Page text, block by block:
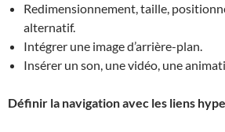
Redimensionnement, taille,
alternatif.
Intégrer une image d’arrière-plan.
Insérer un son, une vidéo, une
Définir la navigation avec les liens